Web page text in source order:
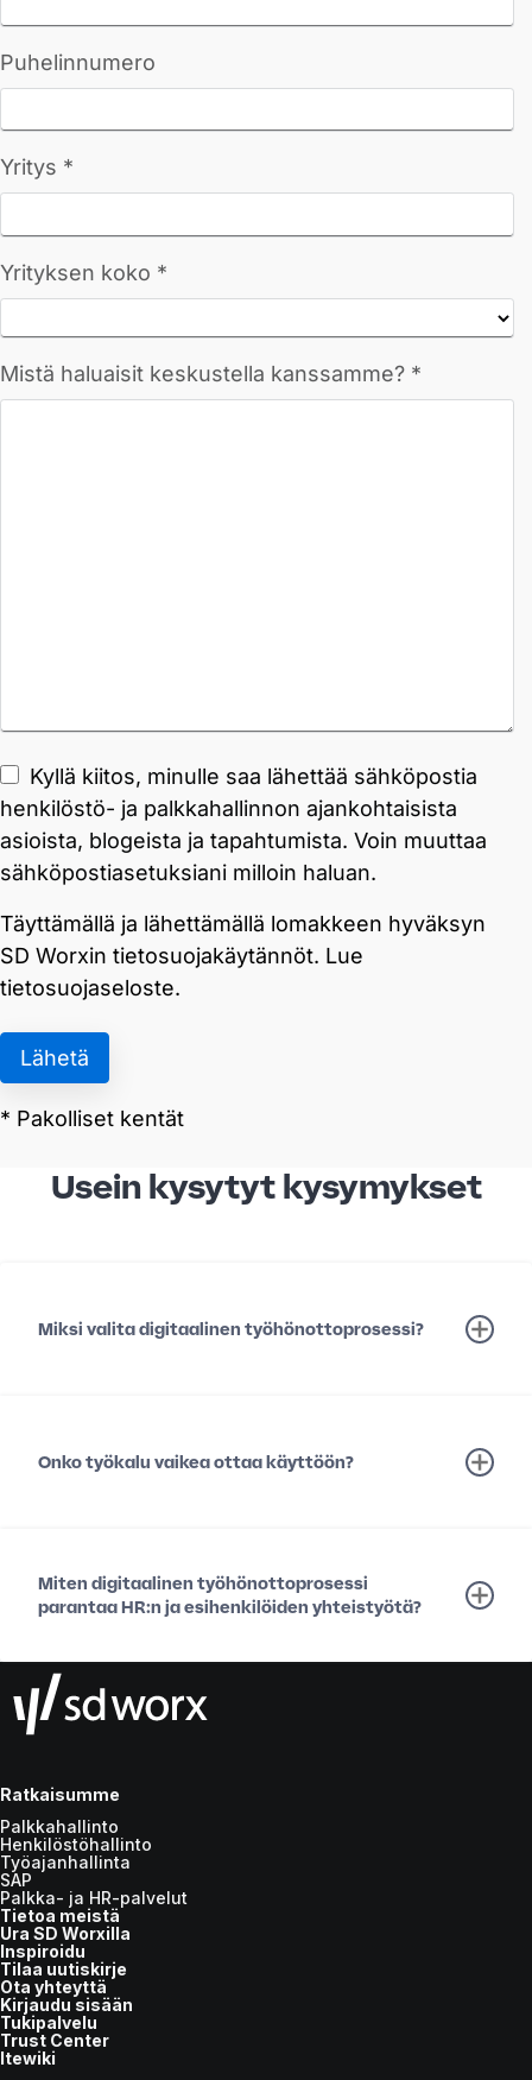
Usein kysytyt kysymykset
Miksi valita digitaalinen työhönottoprosessi?
Onko työkalu vaikea ottaa käyttöön?
Miten digitaalinen työhönottoprosessi
parantaa HR:n ja esihenkilöiden yhteistyötä?
Ratkaisumme
Palkkahallinto
Henkilöstöhallinto
Työajanhallinta
SAP
Palkka- ja HR-palvelut
Tietoa meistä
Ura SD Worxilla
Inspiroidu
Tilaa uutiskirje
Ota yhteyttä
Kirjaudu sisään
Tukipalvelu
Trust Center
Itewiki